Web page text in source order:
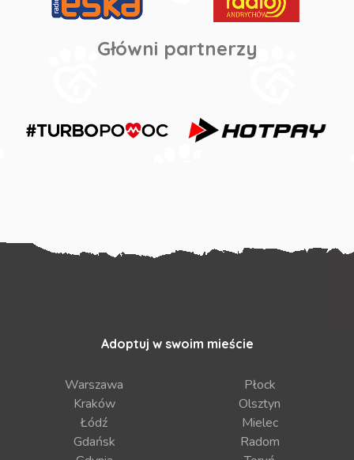
Główni partnerzy
Adoptuj w swoim mieście
Warszawa
Kraków
Łódź
Gdańsk
Płock
Olsztyn
Mielec
Radom